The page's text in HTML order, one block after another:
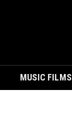
MUSIC FILMS